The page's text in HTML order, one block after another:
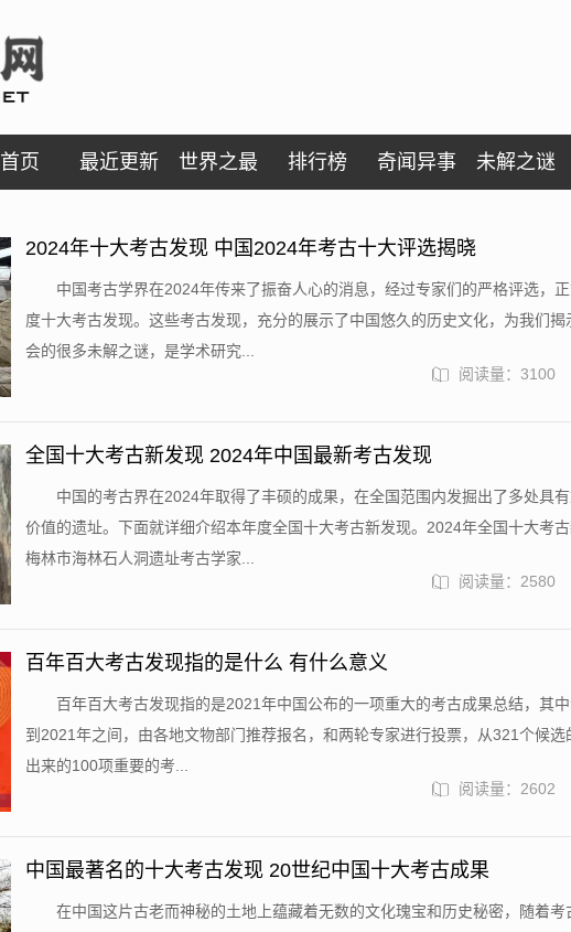
首页 最近更新 世界之最 排行榜 奇闻异事 未解之谜
2024年十大考古发现 中国2024年考古十大评选揭晓
中国考古学界在2024年传来了振奋人心的消息，经过专家们的严格评选，
度十大考古发现。这些考古发现，充分的展示了中国悠久的历史文化，为我们揭
会的很多未解之谜，是学术研究...
阅读量：3100
全国十大考古新发现 2024年中国最新考古发现
中国的考古界在2024年取得了丰硕的成果，在全国范围内发掘出了多处具
价值的遗址。下面就详细介绍本年度全国十大考古新发现。2024年全国十大考
梅林市海林石人洞遗址考古学家...
阅读量：2580
百年百大考古发现指的是什么 有什么意义
百年百大考古发现指的是2021年中国公布的一项重大的考古成果总结，其
到2021年之间，由各地文物部门推荐报名，和两轮专家进行投票，从321个候选
出来的100项重要的考...
阅读量：2602
中国最著名的十大考古发现 20世纪中国十大考古成果
在中国这片古老而神秘的土地上蕴藏着无数的文化瑰宝和历史秘密，随着考